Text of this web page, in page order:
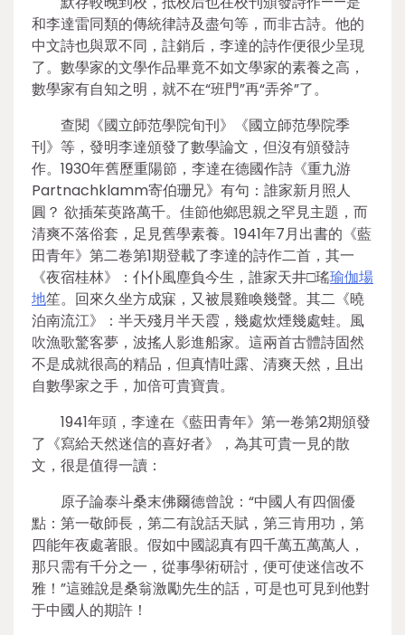
和李達雷同類的傳統律詩及盡句等，而非古詩。他的
中文詩也與眾不同，註銷后，李達的詩作便很少呈現
了。數學家的文學作品畢竟不如文學家的素養之高，
數學家有自知之明，就不在“班門”再“弄斧”了。
查閱《國立師范學院旬刊》《國立師范學院季
刊》等，發明李達頒發了數學論文，但沒有頒發詩
作。1930年舊歷重陽節，李達在德國作詩《重九游
Partnachklamm寄伯珊兄》有句：誰家新月照人
圓？ 欲插茱萸路萬千。佳節他鄉思親之罕見主題，而
清爽不落俗套，足見舊學素養。1941年7月出書的《藍
田青年》第二卷第1期登載了李達的詩作二首，其一
《夜宿桂林》：仆仆風塵負今生，誰家天井□瑤瑜伽場
地笙。回來久坐方成寐，又被晨雞喚幾聲。其二《曉
泊南流江》：半天殘月半天霞，幾處炊煙幾處蛙。風
吹漁歌驚客夢，波搖人影進船家。這兩首古體詩固然
不是成就很高的精品，但真情吐露、清爽天然，且出
自數學家之手，加倍可貴寶貴。
1941年頭，李達在《藍田青年》第一卷第2期頒發
了《寫給天然迷信的喜好者》，為其可貴一見的散
文，很是值得一讀：
原子論泰斗桑末佛爾德曾說：“中國人有四個優
點：第一敬師長，第二有說話天賦，第三肯用功，第
四能年夜處著眼。假如中國認真有四千萬五萬萬人，
那只需有千分之一，從事學術研討，便可使迷信改不
雅！”這雖說是桑翁激勵先生的話，可是也可見到他對
于中國人的期許！